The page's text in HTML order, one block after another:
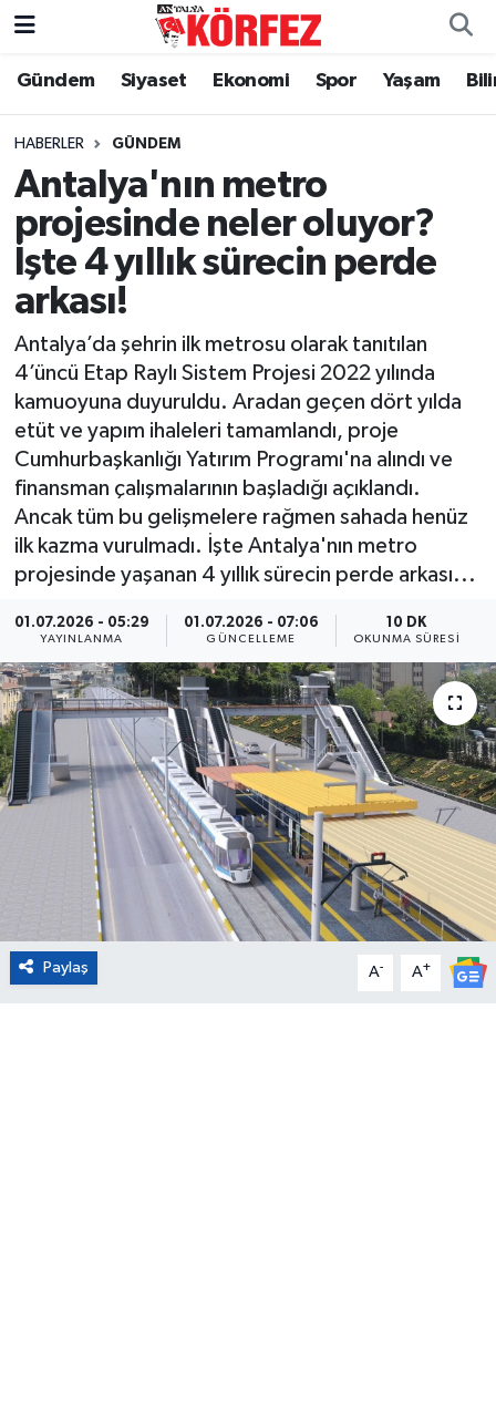
Gündem Siyaset Ekonomi Spor Yaşam
HABERLER GÜNDEM
Antalya'nın metro
projesinde neler oluyor?
İşte 4 yıllık sürecin perde
arkası!
Antalya’da şehrin ilk metrosu olarak tanıtılan
4’üncü Etap Raylı Sistem Projesi 2022 yılında
kamuoyuna duyuruldu. Aradan geçen dört yılda
etüt ve yapım ihaleleri tamamlandı, proje
Cumhurbaşkanlığı Yatırım Programı'na alındı ve
finansman çalışmalarının başladığı açıklandı.
Ancak tüm bu gelişmelere rağmen sahada henüz
ilk kazma vurulmadı. İşte Antalya'nın metro
projesinde yaşanan 4 yıllık sürecin perde arkası...
01.07.2026 - 05:29
YAYINLANMA
01.07.2026 - 07:06
GÜNCELLEME
10 DK
OKUNMA SÜRESI
Paylaş A- A+
Gündem
Siyaset
Yerel Yönetim
Ekonomi
Spor
Yaşam
Asayiş
Magazin
Turizm
Çevre
Kültür ve Sanat
Sivil Toplum
Tarım
Bilim ve Teknoloji
Nöbetçi Eczaneler
Hava Durumu
Trafik Durumu
Süper Lig Puan Durumu ve Fikstür
Tüm Manşetler
Son Dakika Haberleri
Haber Arşivi